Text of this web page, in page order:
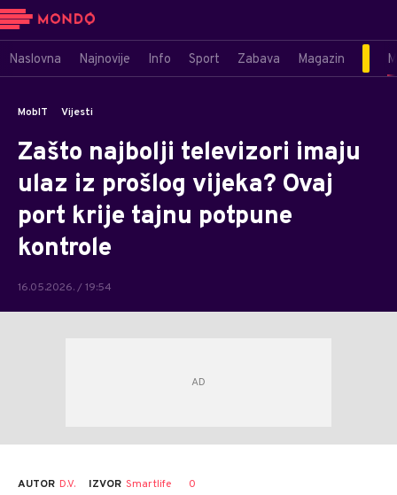
Naslovna Najnovije Info Sport Zabava Magazin
MobIT Vijesti
Zašto najbolji televizori imaju
ulaz iz prošlog vijeka? Ovaj
port krije tajnu potpune
kontrole
16.05.2026. / 19:54
AUTOR D.V. IZVOR Smartlife 0